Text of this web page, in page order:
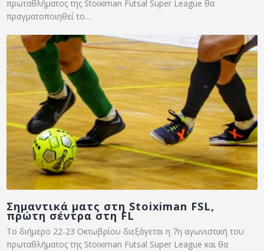
πρωταθλήματος της Stoiximan Futsal Super League θα
πραγματοποιηθεί το…
Σημαντικά ματς στη Stoiximan FSL,
πρώτη σέντρα στη FL
Το διήμερο 22-23 Οκτωβρίου διεξάγεται η 7η αγωνιστική του
πρωταθλήματος της Stoiximan Futsal Super League και θα